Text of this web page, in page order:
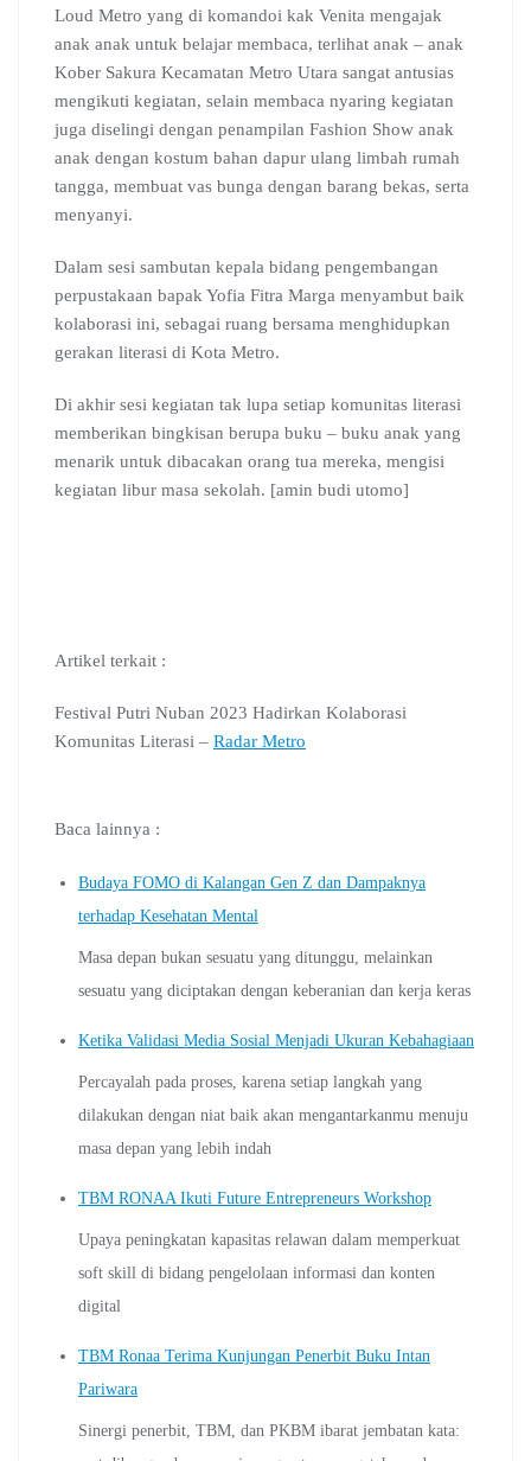
Loud Metro yang di komandoi kak Venita mengajak
anak anak untuk belajar membaca, terlihat anak – anak
Kober Sakura Kecamatan Metro Utara sangat antusias
mengikuti kegiatan, selain membaca nyaring kegiatan
juga diselingi dengan penampilan Fashion Show anak
anak dengan kostum bahan dapur ulang limbah rumah
tangga, membuat vas bunga dengan barang bekas, serta
menyanyi.
Dalam sesi sambutan kepala bidang pengembangan
perpustakaan bapak Yofia Fitra Marga menyambut baik
kolaborasi ini, sebagai ruang bersama menghidupkan
gerakan literasi di Kota Metro.
Di akhir sesi kegiatan tak lupa setiap komunitas literasi
memberikan bingkisan berupa buku – buku anak yang
menarik untuk dibacakan orang tua mereka, mengisi
kegiatan libur masa sekolah. [amin budi utomo]
Artikel terkait :
Festival Putri Nuban 2023 Hadirkan Kolaborasi
Komunitas Literasi – Radar Metro
Baca lainnya :
Budaya FOMO di Kalangan Gen Z dan Dampaknya
terhadap Kesehatan Mental
Masa depan bukan sesuatu yang ditunggu, melainkan
sesuatu yang diciptakan dengan keberanian dan kerja keras
Ketika Validasi Media Sosial Menjadi Ukuran Kebahagiaan
Percayalah pada proses, karena setiap langkah yang
dilakukan dengan niat baik akan mengantarkanmu menuju
masa depan yang lebih indah
TBM RONAA Ikuti Future Entrepreneurs Workshop
Upaya peningkatan kapasitas relawan dalam memperkuat
soft skill di bidang pengelolaan informasi dan konten
digital
TBM Ronaa Terima Kunjungan Penerbit Buku Intan
Pariwara
Sinergi penerbit, TBM, dan PKBM ibarat jembatan kata: